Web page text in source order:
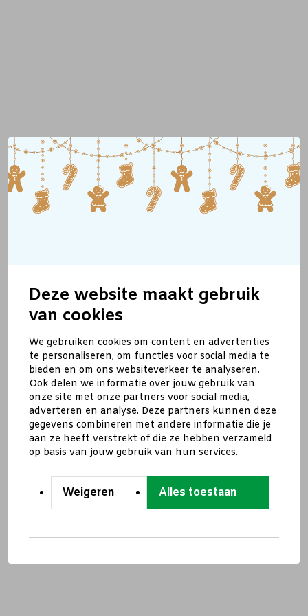
Deze website maakt gebruik
van cookies
We gebruiken cookies om content en advertenties
te personaliseren, om functies voor social media te
bieden en om ons websiteverkeer te analyseren.
Ook delen we informatie over jouw gebruik van
onze site met onze partners voor social media,
adverteren en analyse. Deze partners kunnen deze
gegevens combineren met andere informatie die je
aan ze heeft verstrekt of die ze hebben verzameld
op basis van jouw gebruik van hun services.
Weigeren Alles toestaan